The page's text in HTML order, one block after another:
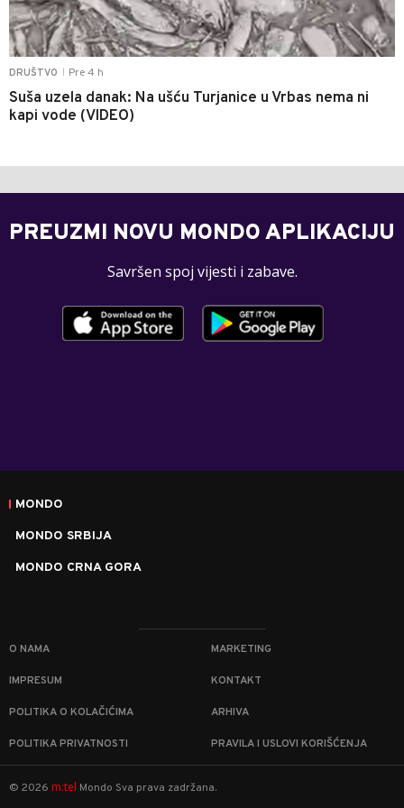
DRUŠTVO Pre 4 h
Suša uzela danak: Na ušću Turjanice u Vrbas nema ni
kapi vode (VIDEO)
PREUZMI NOVU MONDO APLIKACIJU
Savršen spoj vijesti i zabave.
MONDO
MONDO SRBIJA
MONDO CRNA GORA
O NAMA MARKETING
IMPRESUM KONTAKT
POLITIKA O KOLAČIĆIMA ARHIVA
POLITIKA PRIVATNOSTI PRAVILA I USLOVI KORIŠĆENJA
© 2026 m:tel Mondo Sva prava zadržana.